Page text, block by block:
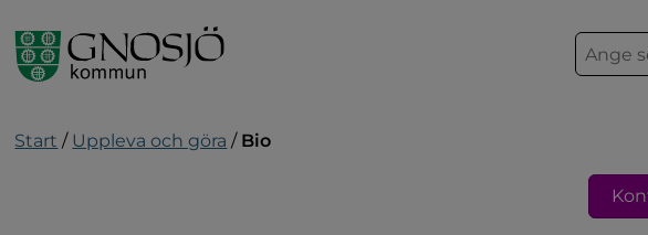
S
ö
Start / Uppleva och göra / Bio